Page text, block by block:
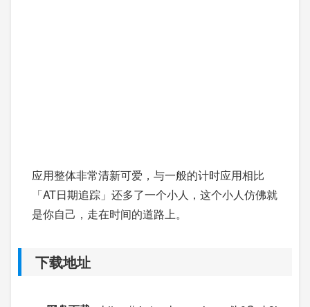
应用整体非常清新可爱，与一般的计时应用相比
「AT日期追踪」还多了一个小人，这个小人仿佛就
是你自己，走在时间的道路上。
下载地址